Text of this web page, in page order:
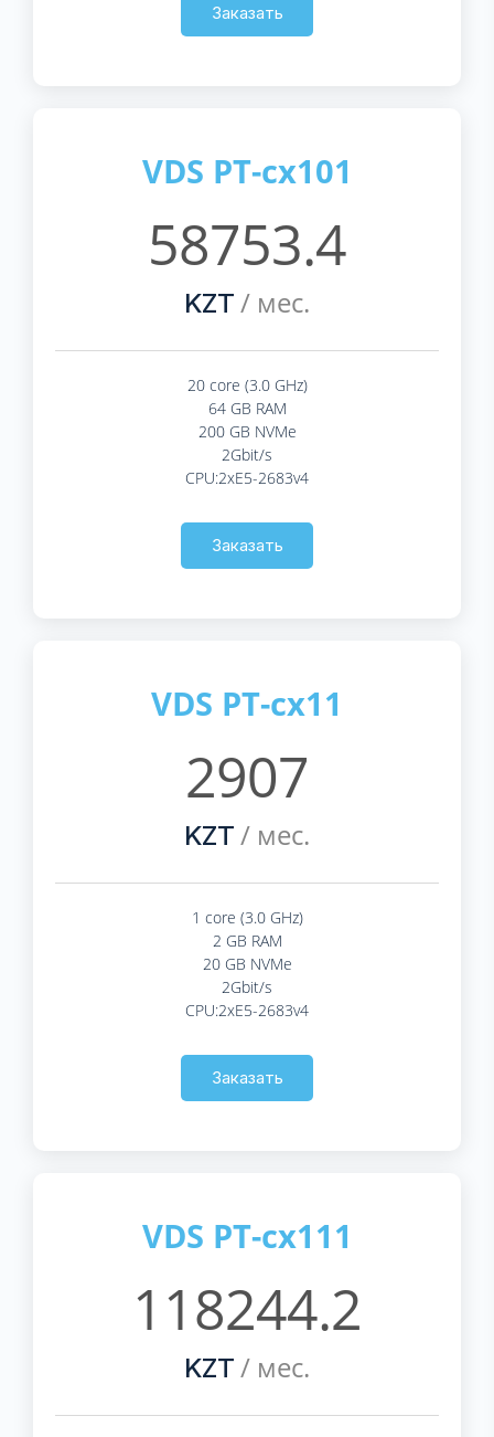
Заказать
VDS PT-cx101
58753.4
KZT / мес.
20 core (3.0 GHz)
64 GB RAM
200 GB NVMe
2Gbit/s
CPU:2xE5-2683v4
Заказать
VDS PT-cx11
2907
KZT / мес.
1 core (3.0 GHz)
2 GB RAM
20 GB NVMe
2Gbit/s
CPU:2xE5-2683v4
Заказать
VDS PT-cx111
118244.2
KZT / мес.